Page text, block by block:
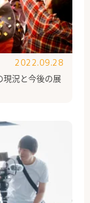
現況と今後の展
2022.09.28